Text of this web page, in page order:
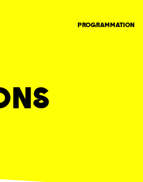
PROGRAMMATION